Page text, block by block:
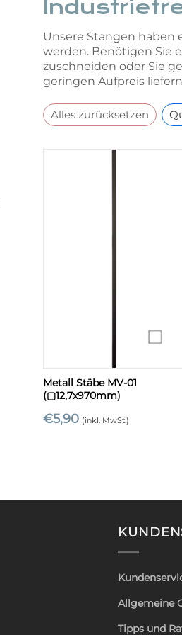
Unsere Stangen
werden. Benötigen Sie
zuschneiden oder Sie
geringen Aufpreis
Alles zurücksetzen
Metall Stäbe MV-01
(▢12,7x970mm)
€5,90 (inkl. MwSt.)
Allgemeine
Tipps und